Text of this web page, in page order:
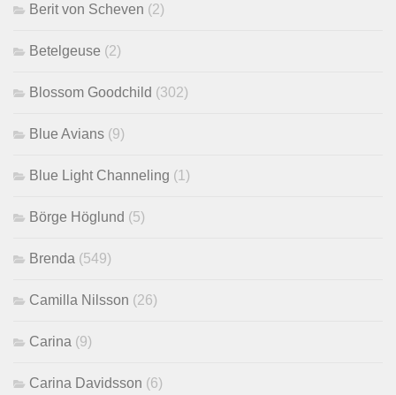
Berit von Scheven (2)
Betelgeuse (2)
Blossom Goodchild (302)
Blue Avians (9)
Blue Light Channeling (1)
Börge Höglund (5)
Brenda (549)
Camilla Nilsson (26)
Carina (9)
Carina Davidsson (6)